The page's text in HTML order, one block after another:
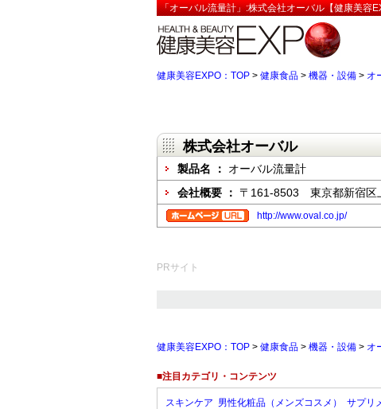
「オーバル流量計」:株式会社オーバル【健康美容
健康美容EXPO：TOP > 健康食品 > 機器・設備 > オ
株式会社オーバル
製品名 ： オーバル流量計
会社概要 ： 〒161-8503 東京都新宿区
http://www.oval.co.jp/
PRサイト
健康美容EXPO：TOP > 健康食品 > 機器・設備 > オ
■注目カテゴリ・コンテンツ
スキンケア 男性化粧品（メンズコスメ） サプリ